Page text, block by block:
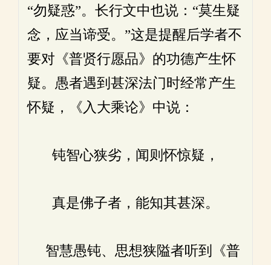
“勿疑惑”。长行文中也说：“莫生疑
念，应当谛受。”这是提醒后学者不
要对《普贤行愿品》的功德产生怀
疑。愚者遇到甚深法门时经常产生
怀疑，《入大乘论》中说：
钝智心狭劣，闻则怀惊疑，
真是佛子者，能知其甚深。
智慧愚钝、思想狭隘者听到《普